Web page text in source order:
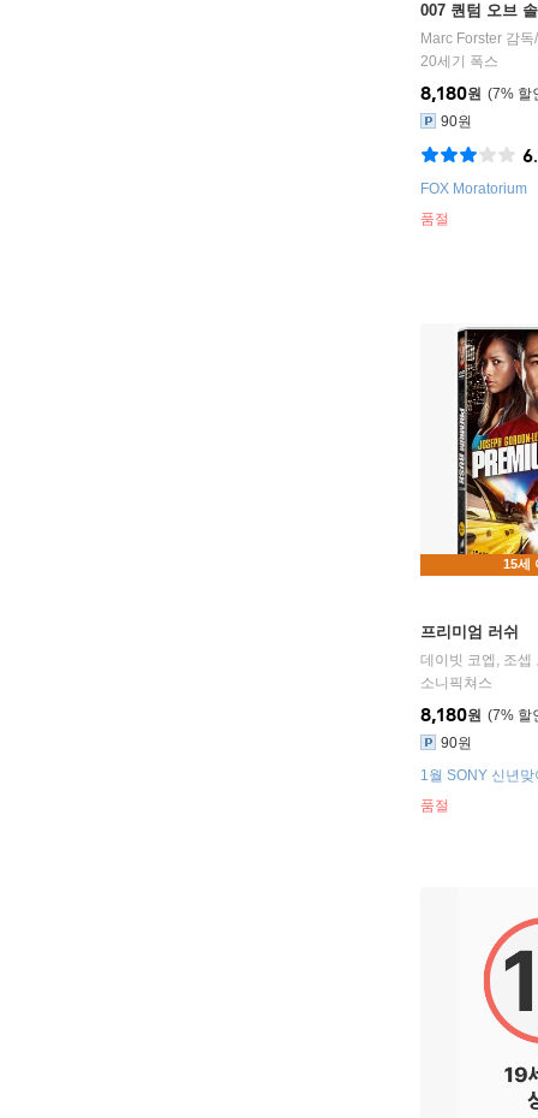
007 퀀텀 오브
Marc Forster 감독/
20세기 폭스
7%
8,180원
90원
품절
FOX Moratorium
15세
프리미엄 러쉬
데이빗 코엡 , 조셉
소니픽쳐스
7%
8,180원
90원
품절
1월 SONY 신년